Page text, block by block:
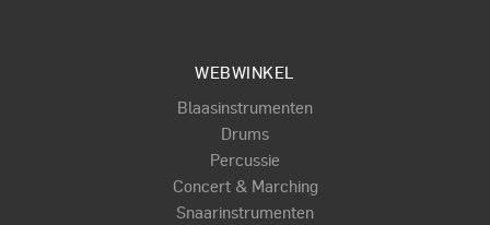
WEBWINKEL
Blaasinstrumenten
Drums
Percussie
Concert & Marching
Snaarinstrumenten